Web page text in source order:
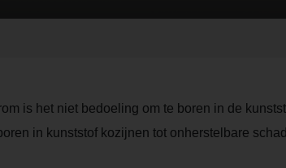
is het niet bedoeling om te boren in de
in kunststof kozijnen tot onherstelbare